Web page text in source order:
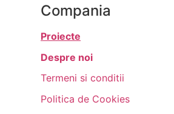
Compania
Proiecte
Despre noi
Termeni si conditii
Politica de Cookies